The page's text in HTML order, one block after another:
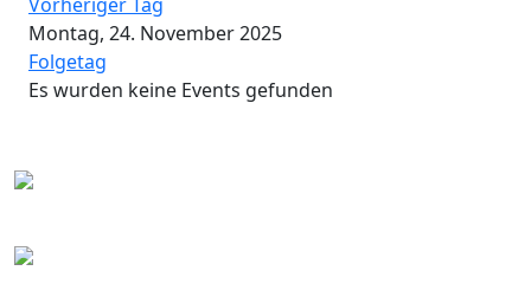
Montag, 24. November 2025
Folgetag
Es wurden keine Events gefunden